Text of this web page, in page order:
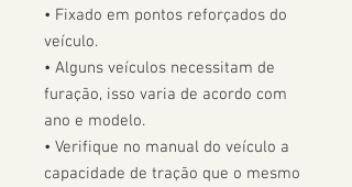
• Fixado em pontos reforçados do
veículo.
• Alguns veículos necessitam de
furação, isso varia de acordo com
ano e modelo.
• Verifique no manual do veículo a
capacidade de tração que o mesmo